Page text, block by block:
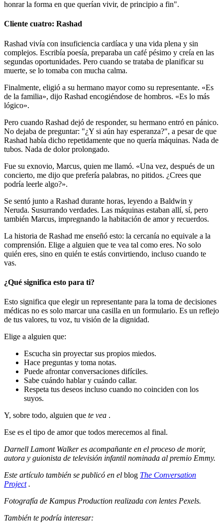
honrar la forma en que querían vivir, de principio a fin".
Cliente cuatro: Rashad
Rashad vivía con insuficiencia cardíaca y una vida plena y sin
complejos. Escribía poesía, preparaba un café pésimo y creía en las
segundas oportunidades. Pero cuando se trataba de planificar su
muerte, se lo tomaba con mucha calma.
Finalmente, eligió a su hermano mayor como su representante. «Es
de la familia», dijo Rashad encogiéndose de hombros. «Es lo más
lógico».
Pero cuando Rashad dejó de responder, su hermano entró en pánico.
No dejaba de preguntar: "¿Y si aún hay esperanza?", a pesar de que
Rashad había dicho repetidamente que no quería máquinas. Nada de
tubos. Nada de dolor prolongado.
Fue su exnovio, Marcus, quien me llamó. «Una vez, después de un
concierto, me dijo que prefería palabras, no pitidos. ¿Crees que
podría leerle algo?».
Se sentó junto a Rashad durante horas, leyendo a Baldwin y
Neruda. Susurrando verdades. Las máquinas estaban allí, sí, pero
también Marcus, impregnando la habitación de amor y recuerdos.
La historia de Rashad me enseñó esto: la cercanía no equivale a la
comprensión. Elige a alguien que te vea tal como eres. No solo
quién eres, sino en quién te estás convirtiendo, incluso cuando te
vas.
¿Qué significa esto para ti?
Esto significa que elegir un representante para la toma de decisiones
médicas no es solo marcar una casilla en un formulario. Es un reflejo
de tus valores, tu voz, tu visión de la dignidad.
Elige a alguien que:
Escucha sin proyectar sus propios miedos.
Hace preguntas y toma notas.
Puede afrontar conversaciones difíciles.
Sabe cuándo hablar y cuándo callar.
Respeta tus deseos incluso cuando no coinciden con los
suyos.
Y, sobre todo, alguien que te vea .
Ese es el tipo de amor que todos merecemos al final.
Darnell Lamont Walker es acompañante en el proceso de morir,
autora y guionista de televisión infantil nominada al premio Emmy.
Este artículo también se publicó en el blog The Conversation
Project .
Fotografía de Kampus Production realizada con lentes Pexels.
También te podría interesar: